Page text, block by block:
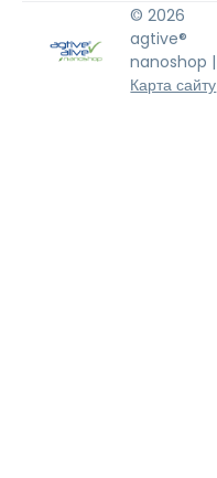
© 2026
agtive®
nanoshop |
Карта сайту